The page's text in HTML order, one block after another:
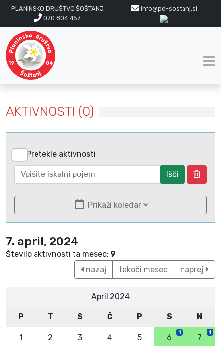
PLANINSKO DRUŠTVO ŠOŠTANJ
info@pd-sostanj.si
070 804 457
AKTIVNOSTI (0)
Pretekle aktivnosti
Išči
Prikaži koledar
7. april, 2024
Število aktivnosti ta mesec: 9
nazaj
tekoči mesec naprej
April 2024
P T S Č P S N
1 2 3 4 5 6
1
7
1